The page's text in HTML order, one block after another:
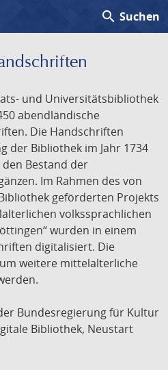
search Suchen
und Universitätsbibliothek
abendländische
Die Handschriften
der Bibliothek im Jahr 1734
Bestand der
Im Rahmen des von
geförderten Projekts
volkssprachlichen
wurden in einem
digitalisiert. Die
weitere mittelalterliche
Bundesregierung für Kultur
Bibliothek, Neustart